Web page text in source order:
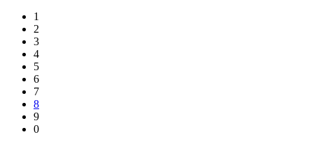
1
2
3
4
5
6
7
8
9
0